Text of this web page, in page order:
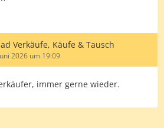
Verkäufe, Käufe & Tausch
2026 um 19:09
immer gerne wieder.